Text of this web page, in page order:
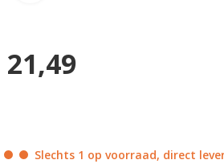
21,49
Slechts 1 op voorraad, direct